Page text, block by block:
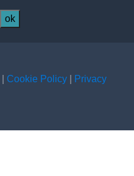
Cookie Policy Privacy